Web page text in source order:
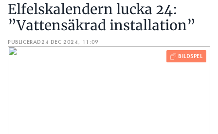
Elfelskalendern lucka 24:
”Vattensäkrad installation”
PUBLICERAD24 DEC 2024, 11:09